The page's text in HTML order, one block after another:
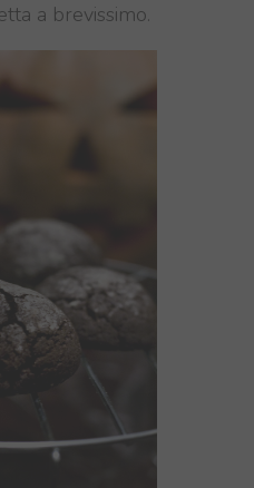
a brevissimo.